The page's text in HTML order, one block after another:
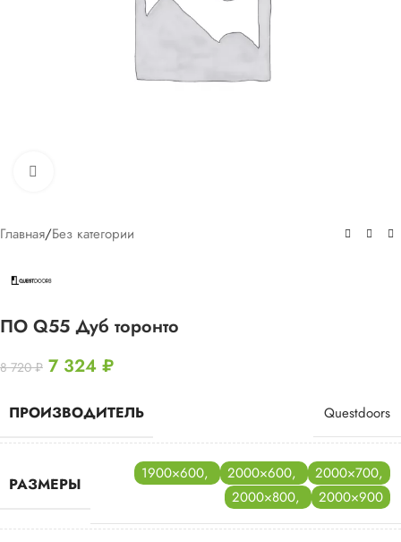
Главная/Без категории
ПО Q55 Дуб торонто
8 720₽ 7 324 ₽
ПРОИЗВОДИТЕЛЬ Questdoors
РАЗМЕРЫ
1900×600, 2000×600, 2000×700,
2000×800, 2000×900